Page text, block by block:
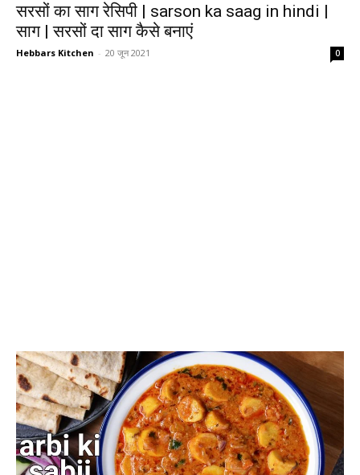
सरसों का साग रेसिपी | sarson ka saag in hindi |
साग | सरसों दा साग कैसे बनाएं
Hebbars Kitchen - 20 जून 2021 0